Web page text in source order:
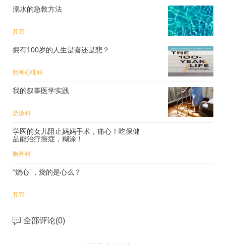
溺水的急救方法
其它
拥有100岁的人生是喜还是悲？
精神心理科
我的叙事医学实践
急诊科
学医的女儿阻止妈妈手术，痛心！吃保健
品能治疗癌症，糊涂！
胸外科
“烧心”，烧的是心么？
其它
全部评论(0)